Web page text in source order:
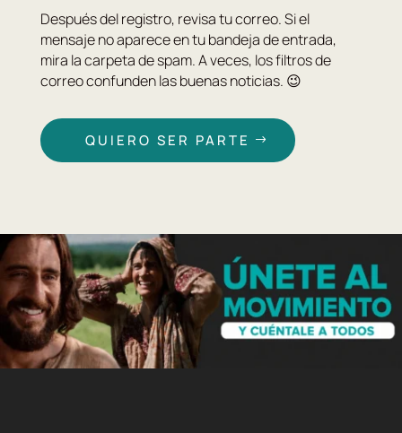
Después del registro, revisa tu correo. Si el
mensaje no aparece en tu bandeja de entrada,
mira la carpeta de spam. A veces, los filtros de
correo confunden las buenas noticias. 😉
QUIERO SER PARTE